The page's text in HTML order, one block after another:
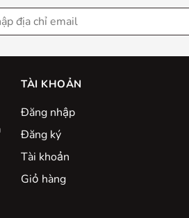
thuộc 12 nhóm
76° - 8°
0.5m
1/4.5 x
TÀI KHOẢN
Đăng nhập
Đăng ký
Tài khoản
Giỏ hàng